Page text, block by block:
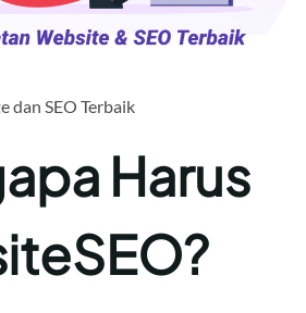
dan SEO Terbaik
Harus